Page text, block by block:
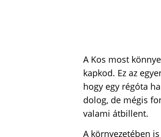
A Kos most
kapkod. Ez az
hogy egy régóta
dolog, de mégis
valami átbillent.
A környezetében